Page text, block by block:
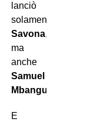
lanciò
solamente
Savona,
ma
anche
Samuel
Mbangula
E